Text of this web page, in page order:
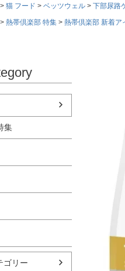
猫 フード ベッツウェル 下部尿路
熱帯倶楽部 特集 熱帯倶楽部 新着ア
集
ゴリー